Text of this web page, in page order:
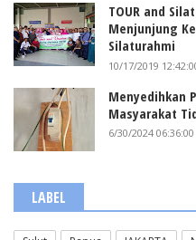
TOUR and
Menjunjung
Silaturahmi
10/17/2019
Menyedihkan
Masyarakat
6/30/2024
LABEL